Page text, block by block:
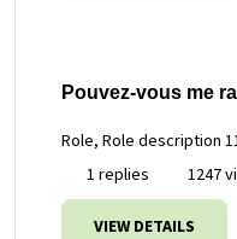
Pouvez-vous me
Role, Role description
1 replies
1247
VIEW DETAILS